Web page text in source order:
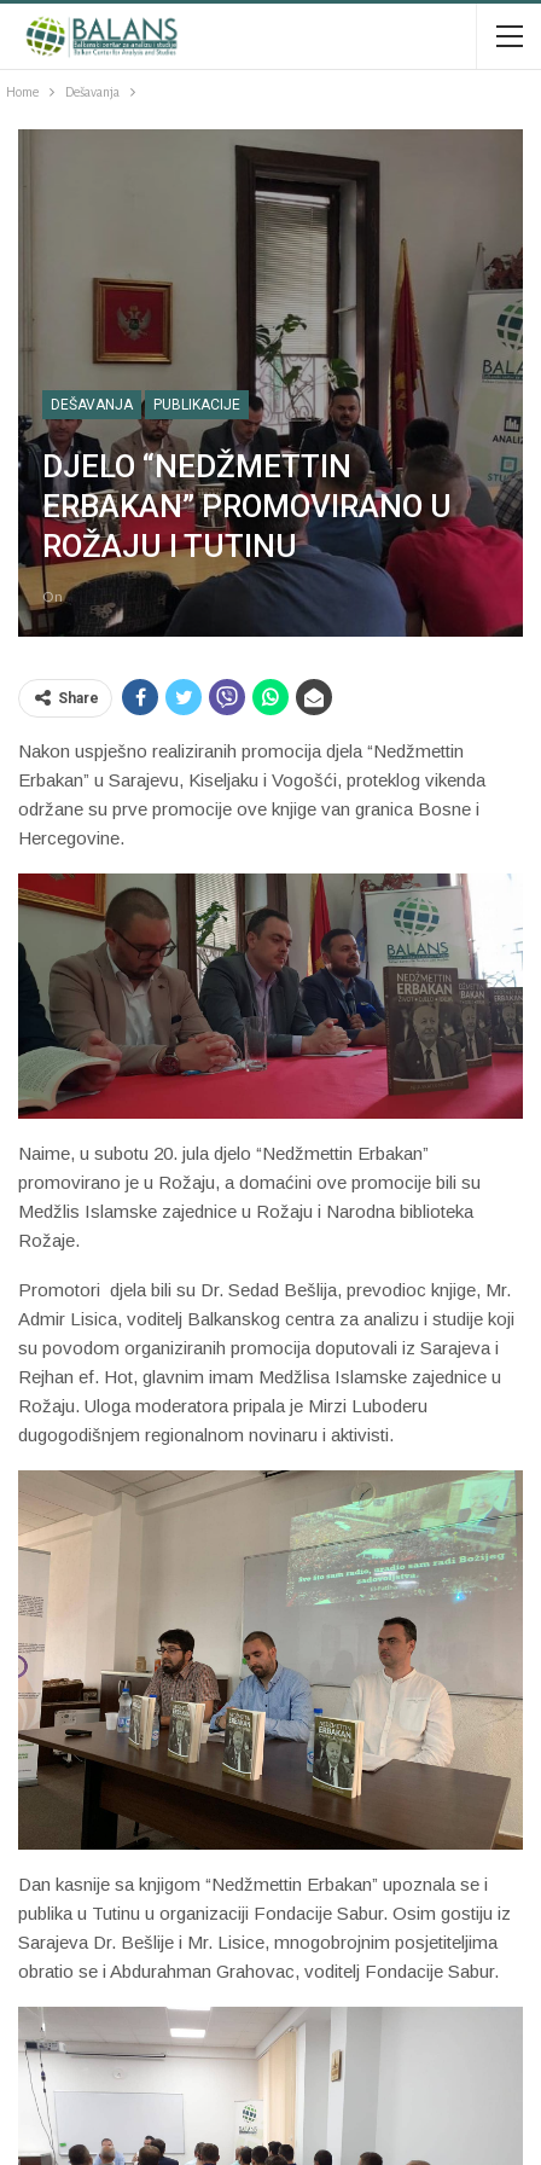
Home Dešavanja
DEŠAVANJA PUBLIKACIJE
DJELO “NEDŽMETTIN
ERBAKAN” PROMOVIRANO U
ROŽAJU I TUTINU
On
Share
Nakon uspješno realiziranih promocija djela “Nedžmettin
Erbakan” u Sarajevu, Kiseljaku i Vogošći, proteklog vikenda
održane su prve promocije ove knjige van granica Bosne i
Hercegovine.
Naime, u subotu 20. jula djelo “Nedžmettin Erbakan”
promovirano je u Rožaju, a domaćini ove promocije bili su
Medžlis Islamske zajednice u Rožaju i Narodna biblioteka
Rožaje.
Promotori djela bili su Dr. Sedad Bešlija, prevodioc knjige, Mr.
Admir Lisica, voditelj Balkanskog centra za analizu i studije koji
su povodom organiziranih promocija doputovali iz Sarajeva i
Rejhan ef. Hot, glavnim imam Medžlisa Islamske zajednice u
Rožaju. Uloga moderatora pripala je Mirzi Luboderu
dugogodišnjem regionalnom novinaru i aktivisti.
Dan kasnije sa knjigom “Nedžmettin Erbakan” upoznala se i
publika u Tutinu u organizaciji Fondacije Sabur. Osim gostiju iz
Sarajeva Dr. Bešlije i Mr. Lisice, mnogobrojnim posjetiteljima
obratio se i Abdurahman Grahovac, voditelj Fondacije Sabur.